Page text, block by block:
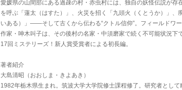
愛媛県の山間部にある過疎の村・赤虫村には、独自の妖怪伝説が存
を呼ぶ「蓮太（はすた）」、火災を招く「九頭火（くとうか）」、
いある）」――そして古くから伝わる“クトル信仰”。フィールドワ
作家・呻木叫子は、その後村の名家・中須磨家で続く不可能状況下
17回ミステリーズ！新人賞受賞者による初長編。
著者紹介
大島清昭（おおしま・きよあき）
1982年栃木県生まれ。筑波大学大学院修士課程修了。研究者とし